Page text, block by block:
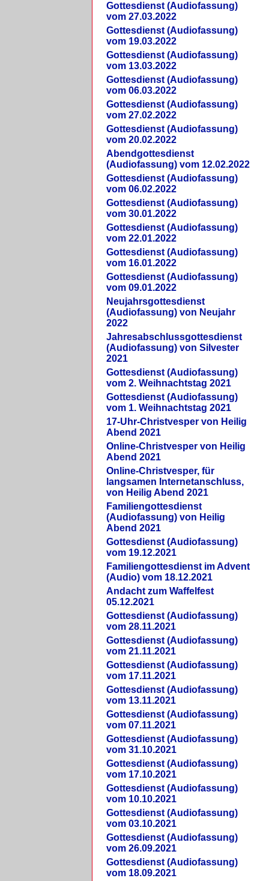
Gottesdienst (Audiofassung)
vom 27.03.2022
Gottesdienst (Audiofassung)
vom 19.03.2022
Gottesdienst (Audiofassung)
vom 13.03.2022
Gottesdienst (Audiofassung)
vom 06.03.2022
Gottesdienst (Audiofassung)
vom 27.02.2022
Gottesdienst (Audiofassung)
vom 20.02.2022
Abendgottesdienst
(Audiofassung) vom 12.02.2022
Gottesdienst (Audiofassung)
vom 06.02.2022
Gottesdienst (Audiofassung)
vom 30.01.2022
Gottesdienst (Audiofassung)
vom 22.01.2022
Gottesdienst (Audiofassung)
vom 16.01.2022
Gottesdienst (Audiofassung)
vom 09.01.2022
Neujahrsgottesdienst
(Audiofassung) von Neujahr
2022
Jahresabschlussgottesdienst
(Audiofassung) von Silvester
2021
Gottesdienst (Audiofassung)
vom 2. Weihnachtstag 2021
Gottesdienst (Audiofassung)
vom 1. Weihnachtstag 2021
17-Uhr-Christvesper von Heilig
Abend 2021
Online-Christvesper von Heilig
Abend 2021
Online-Christvesper, für
langsamen Internetanschluss,
von Heilig Abend 2021
Familiengottesdienst
(Audiofassung) von Heilig
Abend 2021
Gottesdienst (Audiofassung)
vom 19.12.2021
Familiengottesdienst im Advent
(Audio) vom 18.12.2021
Andacht zum Waffelfest
05.12.2021
Gottesdienst (Audiofassung)
vom 28.11.2021
Gottesdienst (Audiofassung)
vom 21.11.2021
Gottesdienst (Audiofassung)
vom 17.11.2021
Gottesdienst (Audiofassung)
vom 13.11.2021
Gottesdienst (Audiofassung)
vom 07.11.2021
Gottesdienst (Audiofassung)
vom 31.10.2021
Gottesdienst (Audiofassung)
vom 17.10.2021
Gottesdienst (Audiofassung)
vom 10.10.2021
Gottesdienst (Audiofassung)
vom 03.10.2021
Gottesdienst (Audiofassung)
vom 26.09.2021
Gottesdienst (Audiofassung)
vom 18.09.2021